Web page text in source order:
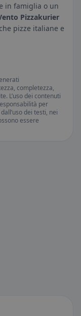
in famiglia o un
Pizzakurier
pizze italiane e
completezza,
L’uso dei contenuti
per
dei testi, nei
essere